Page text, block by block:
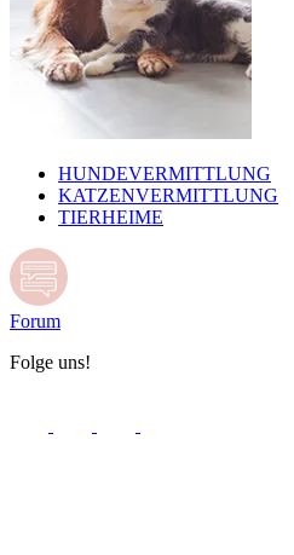
HUNDEVERMITTLUNG
KATZENVERMITTLUNG
TIERHEIME
Forum
Folge uns!